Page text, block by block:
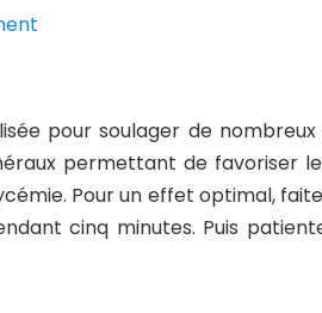
pour soulager de nombreux
permettant de favoriser
Pour un effet optimal,
cinq minutes. Puis